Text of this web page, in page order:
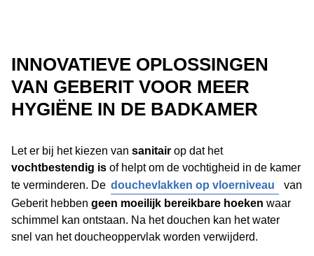
INNOVATIEVE OPLOSSINGEN
VAN GEBERIT VOOR MEER
HYGIËNE IN DE BADKAMER
Let er bij het kiezen van sanitair op dat het
vochtbestendig is of helpt om de vochtigheid in de kamer
te verminderen. De douchevlakken op vloerniveau
van
Geberit hebben geen moeilijk bereikbare hoeken waar
schimmel kan ontstaan. Na het douchen kan het water
snel van het doucheoppervlak worden verwijderd.